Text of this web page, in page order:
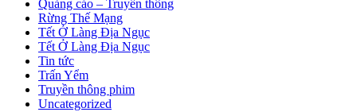
Quảng cáo – Truyền thông
Rừng Thế Mạng
Tết Ở Làng Địa Ngục
Tết Ở Làng Địa Ngục
Tin tức
Trấn Yểm
Truyền thông phim
Uncategorized